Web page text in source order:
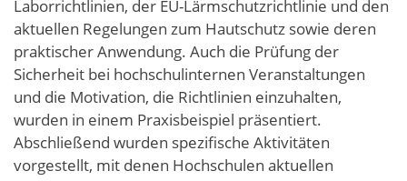
Laborrichtlinien, der EU-Lärmschutzrichtlinie und den
aktuellen Regelungen zum Hautschutz sowie deren
praktischer Anwendung. Auch die Prüfung der
Sicherheit bei hochschulinternen Veranstaltungen
und die Motivation, die Richtlinien einzuhalten,
wurden in einem Praxisbeispiel präsentiert.
Abschließend wurden spezifische Aktivitäten
vorgestellt, mit denen Hochschulen aktuellen